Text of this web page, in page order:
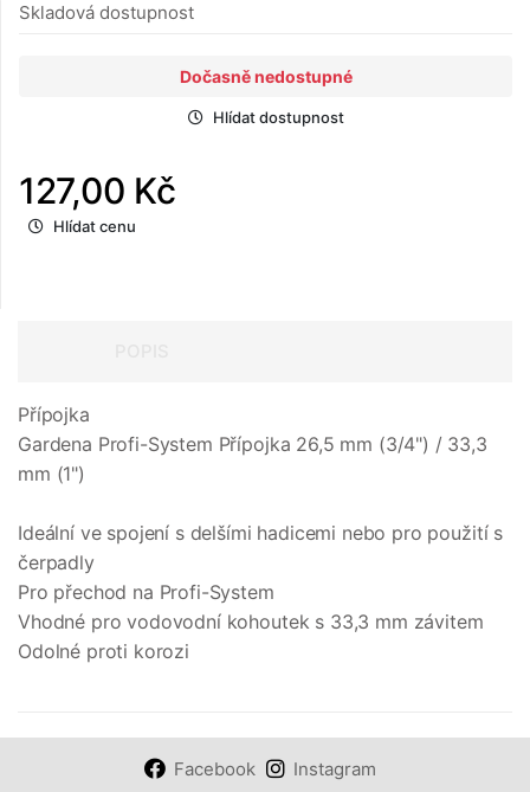
Skladová dostupnost
Dočasně nedostupné
Hlídat dostupnost
127,00 Kč
Hlídat cenu
Přípojka
Gardena Profi-System Přípojka 26,5 mm (3/4") / 33,3
mm (1")
Ideální ve spojení s delšími hadicemi nebo pro použití s
čerpadly
Pro přechod na Profi-System
Vhodné pro vodovodní kohoutek s 33,3 mm závitem
Odolné proti korozi
Facebook Instagram